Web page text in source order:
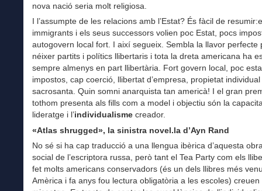
nova nació seria molt religiosa.
I l’assumpte de les relacions amb l’Estat? És fàcil de
immigrants i els seus successors volien poc Estat, pocs
autogovern local fort. I així segueix. Sembla la llavor perfecte
néixer partits i polítics llibertaris i tota la dreta americana ha
sempre almenys en part llibertària. Fort govern local, poc
impostos, cap coerció, llibertat d’empresa, propietat individual
sacrosanta. Quin somni anarquista tan americà! I el gran
tothom presenta als fills com a model i objectiu són la
lideratge i l’individualisme creador.
«Atlas shrugged», la sinistra novel.la d’Ayn Rand
No sé si ha cap traducció a una llengua ibèrica d’aquesta
social de l’escriptora russa, però tant el Tea Party com els
fet molts americans conservadors (és un dels llibres més
Amèrica i fa anys fou lectura obligatòria a les escoles) creuen